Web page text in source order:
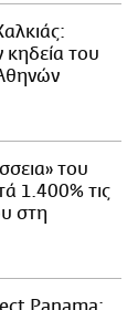
κηδεία του
του
1.400% τις
στη